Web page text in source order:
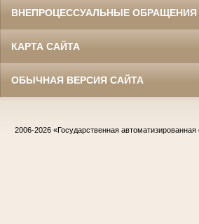
ВНЕПРОЦЕССУАЛЬНЫЕ ОБРАЩЕНИЯ
КАРТА САЙТА
ОБЫЧНАЯ ВЕРСИЯ САЙТА
2006-2026 «Государственная